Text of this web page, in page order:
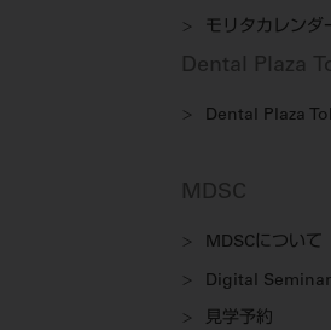
モリタカレンダ
Dental Plaza
Dental Plaza
MDSC
MDSCについて
Digital Seminar
見学予約